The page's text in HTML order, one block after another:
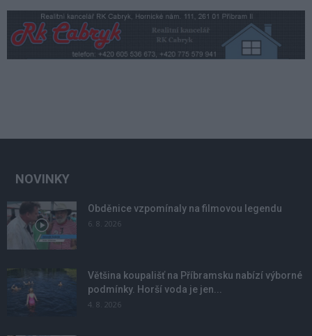
NOVINKY
Obděnice vzpomínaly na filmovou legendu
6. 8. 2026
Většina koupališť na Příbramsku nabízí výborné
podmínky. Horší voda je jen...
4. 8. 2026